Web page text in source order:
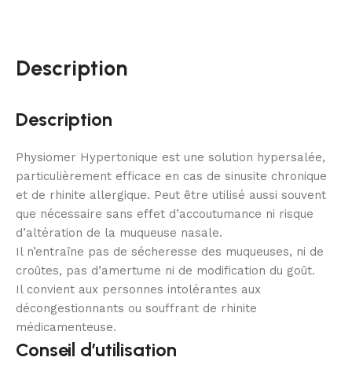
Description
Description
Physiomer Hypertonique est une solution hypersalée,
particulièrement efficace en cas de sinusite chronique
et de rhinite allergique. Peut être utilisé aussi souvent
que nécessaire sans effet d’accoutumance ni risque
d’altération de la muqueuse nasale.
Il n’entraîne pas de sécheresse des muqueuses, ni de
croûtes, pas d’amertume ni de modification du goût.
Il convient aux personnes intolérantes aux
décongestionnants ou souffrant de rhinite
médicamenteuse.
Conseil d’utilisation